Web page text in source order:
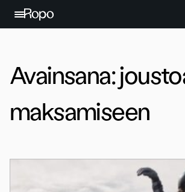
Jatka sisältöön
Avainsana:
maksamiseen